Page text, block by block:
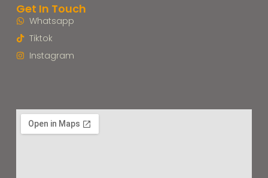
Get In Touch
Whatsapp
Tiktok
Instagram